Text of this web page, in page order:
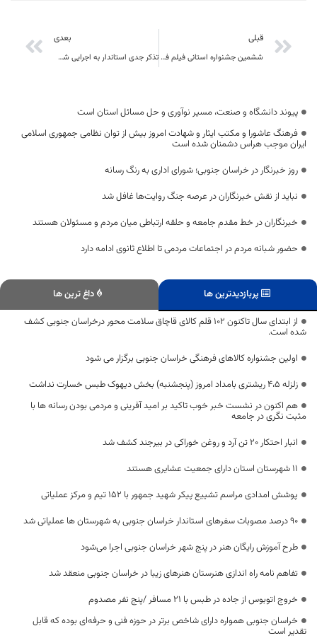
قبلی
ششمین جشنواره استانی فیلم فجر در خراسان جنوبی برگزار می گردد
بعدی
تذکر جدی استاندار به اجرایی شدن مصوبات سفرهای شهرستانی در خراسان جنوبی
پیوند دانشگاه و صنعت، مسیر نوآوری و حل مسائل استان است
فرهنگ عاشورا و مکتب ایثار و شهادت امروز بیش از توان نظامی جمهوری اسلامی
ایران موجب هراس دشمنان شده است
روز خبرنگار در خراسان جنوبی؛ شورای اداری به رنگ رسانه
نباید از نقش خبرنگاران در عرصه جنگ روایت‌ها غافل شد
خبرنگاران در خط مقدم جامعه و حلقه ارتباطی میان مردم و مسئولان هستند
حضور شبانه مردم در اجتماعات مردمی تا اطلاع ثانوی ادامه دارد
پربازدیدترین ها
داغ ترین ها
از ابتدای سال تاکنون ۱۰۲ قلم کالای قاچاق سلامت محور درخراسان جنوبی کشف
شده است.
اولین جشنواره کالاهای فرهنگی خراسان جنوبی برگزار می شود
زلزله ۴،۵ ریشتری بامداد امروز (پنجشنبه) بخش دیهوک طبس خسارت نداشت
هم اکنون در نشست خبر خوب تاکید بر امید آفرینی و مردمی بودن رسانه ها با
مثبت نگری در جامعه
انبار احتکار ۲۰ تن آرد و روغن خوراکی در بیرجند کشف شد
11 شهرستان استان دارای جمعیت عشایری هستند
پوشش امدادی مراسم تشییع پیکر شهید جمهور با ۱۵۲ تیم و مرکز عملیاتی
۹۰ درصد مصوبات سفرهای استاندار خراسان جنوبی به شهرستان ها عملیاتی شد
طرح آموزش رایگان هنر در پنج شهر خراسان جنوبی اجرا می‌شود
تفاهم نامه راه اندازی هنرستان هنرهای زیبا در خراسان جنوبی منعقد شد
خروج اتوبوس از جاده در طبس با ۲۱ مسافر /پنج نفر مصدوم
خراسان جنوبی همواره دارای شاخص برتر در حوزه فنی و حرفه‌ای بوده که قابل
تقدیر است